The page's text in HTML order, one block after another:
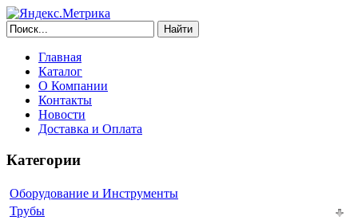
Найти
Главная
Каталог
О Компании
Контакты
Новости
Доставка и Оплата
Категории
Оборудование и Инструменты
Трубы